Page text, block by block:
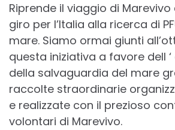
Riprende il viaggio di Marevivo
giro per l’Italia alla ricerca di
mare. Siamo ormai giunti
questa iniziativa a favore dell
della salvaguardia del mare
raccolte straordinarie
e realizzate con il prezioso
volontari di Marevivo.